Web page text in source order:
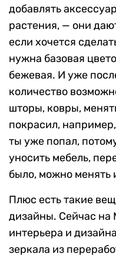
добавлять
растения, — они
если хочется
нужна базовая
бежевая. И уже
количество
шторы, ковры,
покрасил,
ты уже попал,
уносить мебель,
было, можно менять
Плюс есть такие
дизайны. Сейчас на
интерьера и
зеркала из